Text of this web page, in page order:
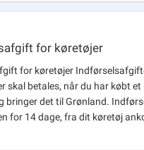
for køretøjer
for køretøjer
skal betales, når du har købt
bringer det til Grønland.
for 14 dage, fra dit køretøj